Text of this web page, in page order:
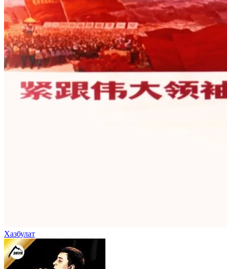
Хазбулат